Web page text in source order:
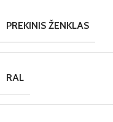
PREKINIS ŽENKLAS
RAL